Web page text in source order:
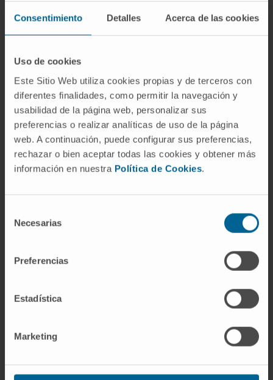
Consentimiento Detalles Acerca de las cookies
Uso de cookies
Este Sitio Web utiliza cookies propias y de terceros con
diferentes finalidades, como permitir la navegación y
usabilidad de la página web, personalizar sus
preferencias o realizar analíticas de uso de la página
web. A continuación, puede configurar sus preferencias,
rechazar o bien aceptar todas las cookies y obtener más
información en nuestra Política de Cookies.
Necesarias
Preferencias
Estadística
Marketing
hipoplásico?
No exactamente. La atresia aórtica es una de
las piezas del síndrome, pero no la única. El
ventricular y malformación mitral en grados
variables. Puede haber síndrome de corazón
izquierdo hipoplásico con estenosis aórtica
severa en lugar de atresia completa.
¿Qué significa que sea una
cardiopatía ducto-dependiente?
depende de que el conducto arterioso se
mantenga abierto. Sin él, no existe vía por la
que la sangre llegue a la circulación general.
del nacimiento?
puede identificar la hipoplasia de las
cavidades izquierdas y la ausencia de flujo a
través de la válvula aórtica a partir del